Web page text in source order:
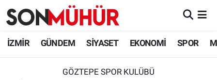
İZMİR GÜNDEM SİYASET EKONOMİ SPOR
GÖZTEPE SPOR KULÜBÜ
İzmir Nöbetçi Eczaneler